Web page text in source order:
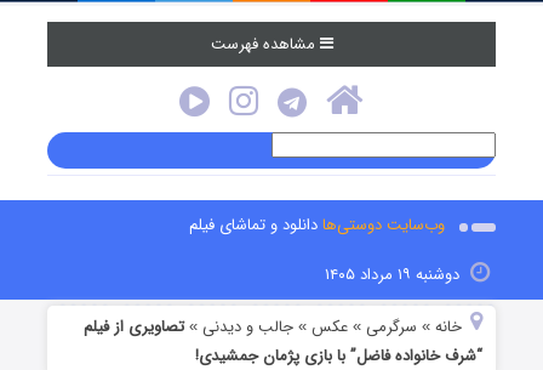
مشاهده فهرست
وب‌سایت دوستی‌هادانلود و تماشای فیلم
دوشنبه ۱۹ مرداد ۱۴۰۵
خانه » سرگرمی »عکس »جالب و دیدنی »تصاویری از فیلم
“شرف خانواده فاضل” با بازی پژمان جمشیدی!